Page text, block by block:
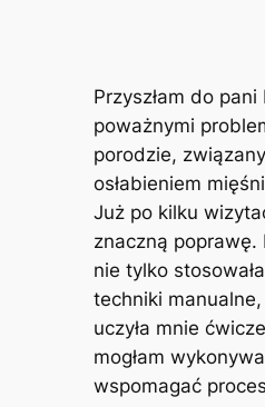
Przyszłam do
poważnymi
porodzie,
osłabieniem
Już po kilku
znaczną poprawę.
nie tylko
techniki
uczyła mnie
mogłam
wspomagać